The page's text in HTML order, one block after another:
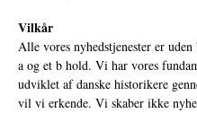
Vilkår
Alle vores nyhedstjenester er
a og et b hold. Vi har vores
udviklet af danske historikere
vil vi erkende. Vi skaber ikke